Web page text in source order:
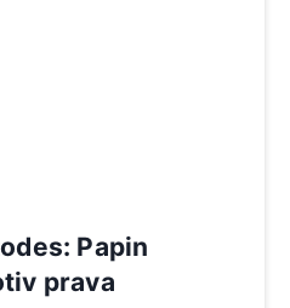
Papin
prava